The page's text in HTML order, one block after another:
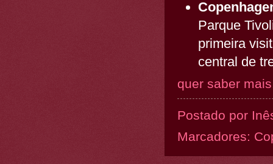
Parque
primeira
central de
quer saber
Postado por
Marcadores: